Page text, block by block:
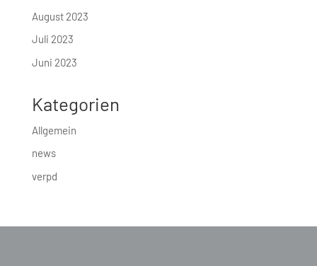
August 2023
Juli 2023
Juni 2023
Kategorien
Allgemein
news
verpd